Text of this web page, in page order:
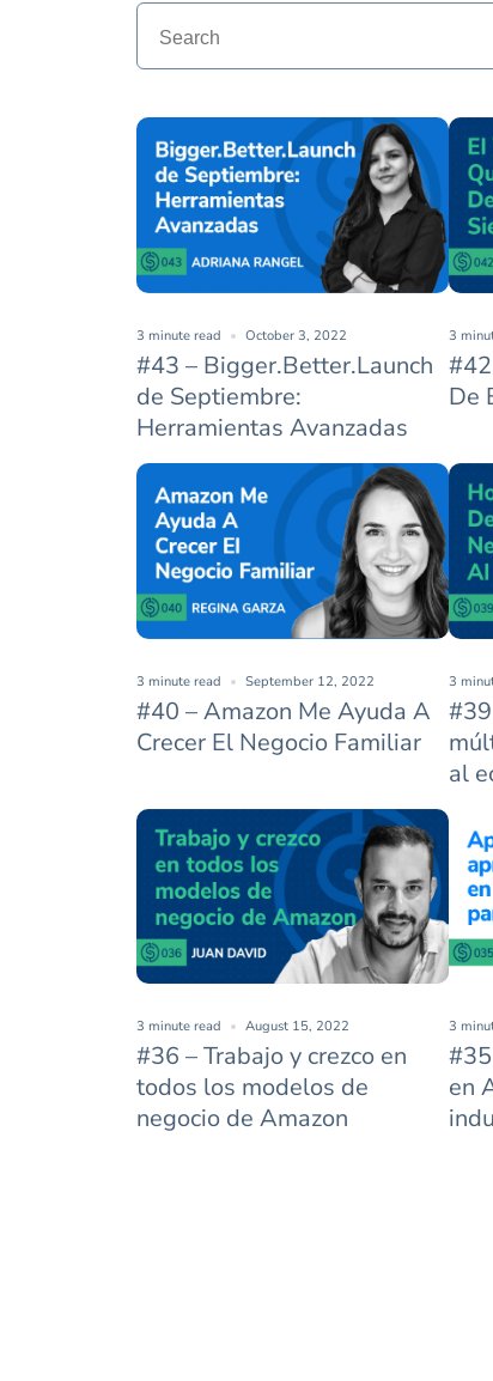
#43 – Bigger.Better.Launch
de Septiembre:
Herramientas Avanzadas
3 minute read October 3, 2022
De
3
#40 – Amazon Me Ayuda A
Crecer El Negocio Familiar
3 minute read September 12, 2022
al
3
#36 – Trabajo y crezco en
todos los modelos de
negocio de Amazon
3 minute read August 15, 2022
en
3